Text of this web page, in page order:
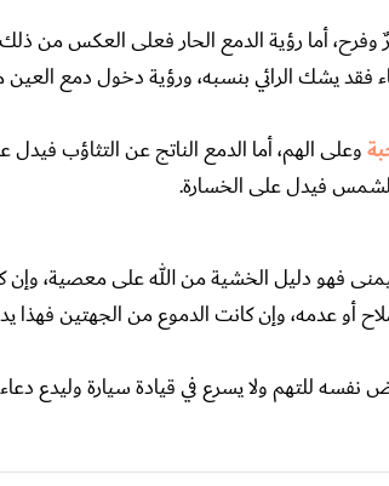
وفرح، أما رؤية الدمع الحار فعلى العكس من
فقد يشك الرائي بنسبه، ورؤية دخول دمع
وعلى الهم، أما الدمع الناتج عن التثاؤب
الشمس فيدل على الخسارة.
فهو دليل الخشية من الله على معصية، وإن
أو عدمه، وإن كانت الدموع من الجهتين فهذا
نفسه للتهم ولا يسرع في قيادة سيارة وليدع